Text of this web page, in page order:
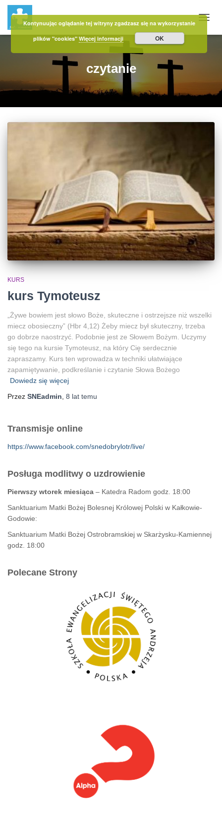
czytanie
KURS
kurs Tymoteusz
„Żywe bowiem jest słowo Boże, skuteczne i ostrzejsze niż wszelki
miecz obosieczny” (Hbr 4,12) Żeby miecz był skuteczny, trzeba
go dobrze naostrzyć. Podobnie jest ze Słowem Bożym. Uczymy
się tego na kursie Tymoteusz, na który Cię serdecznie
zapraszamy. Kurs ten wprowadza w techniki ułatwiające
zapamiętywanie, podkreślanie i czytanie Słowa Bożego
Dowiedz się więcej
Przez SNEadmin 8 lat temu
Transmisje online
https://www.facebook.com/snedobrylotr/live/
Posługa modlitwy o uzdrowienie
Pierwszy wtorek miesiąca – Katedra Radom godz. 18:00
Sanktuarium Matki Bożej Bolesnej Królowej Polski w Kałkowie-
Godowie:
Sanktuarium Matki Bożej Ostrobramskiej w Skarżysku-Kamiennej
godz. 18:00
Polecane Strony
Kontynuując oglądanie tej witryny zgadzasz się na wykorzystanie
plików "cookies"Więcej informacji OK